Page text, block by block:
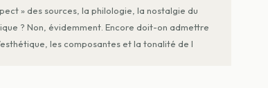
» des sources, la philologie, la nostalgie du
? Non, évidemment. Encore doit-on admettre
les composantes et la tonalité de l